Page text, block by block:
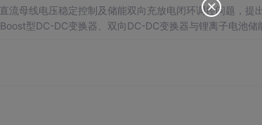
流母线电压稳定控制及储能双向充放电闭环调控问题，提
型DC-DC变换器、双向DC-DC变换器与锂离子电池储
度波动、负载突变等动态工况下维持母线电压稳定。在
鲁棒性，显著提升了微网在无外部电网支撑下的自主运行能
及目标：①用于教学与科研中离网型光伏直流微网系统的建模与仿
③为新能源微网中的能量管理与动态响应优化提供理论支